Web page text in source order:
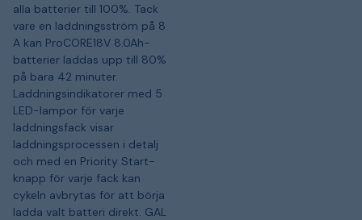
alla batterier till 100%. Tack
vare en laddningsström på 8
A kan ProCORE18V 8.0Ah-
batterier laddas upp till 80%
på bara 42 minuter.
Laddningsindikatorer med 5
LED-lampor för varje
laddningsfack visar
laddningsprocessen i detalj
och med en Priority Start-
knapp för varje fack kan
cykeln avbrytas för att börja
ladda valt batteri direkt. GAL